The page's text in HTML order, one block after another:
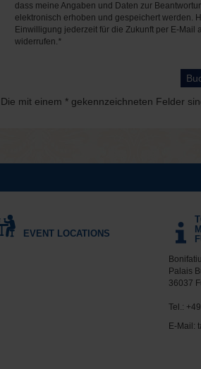
dass meine Angaben und Daten zur
elektronisch erhoben und gespeichert werden.
Einwilligung jederzeit für die Zukunft per E-Mail
widerrufen.*
Die mit einem * gekennzeichneten Felder
EVENT LOCATIONS
Palais
36037
Tel.:
E-Mail: